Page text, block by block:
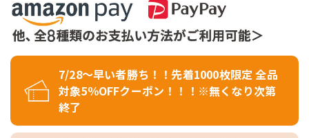
7/28～早い者勝ち！！先着1000枚限定 全品
対象5％OFFクーポン！！！※無くなり次第
終了